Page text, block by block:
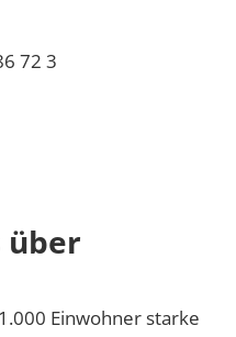
72 3
über
Einwohner starke